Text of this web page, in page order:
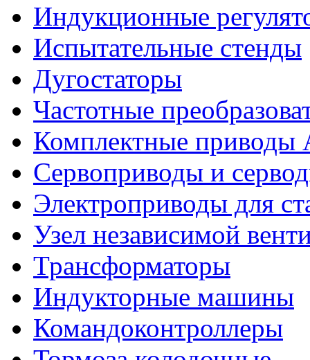
Индукционные
Испытательные стенды
Дугостаторы
Частотные
Комплектные
Сервоприводы и
Электроприводы для
Узел независимой
Трансформаторы
Индукторные машины
Командоконтроллеры